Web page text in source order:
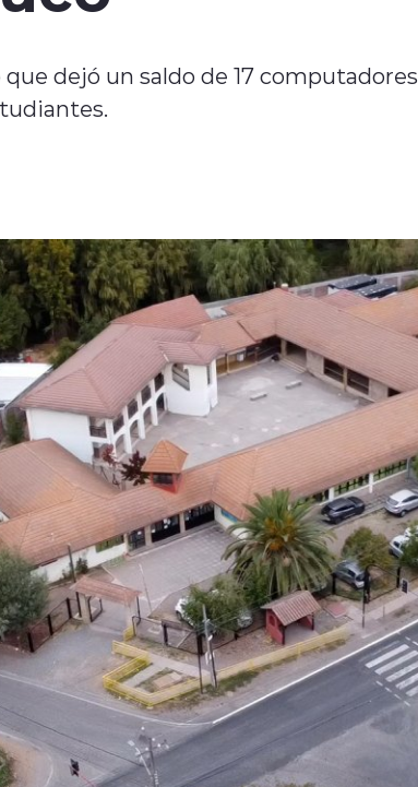
dejó un saldo de 17 computadores